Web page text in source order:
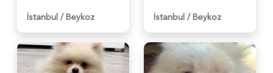
İstanbul / Beykoz İstanbul / Beykoz